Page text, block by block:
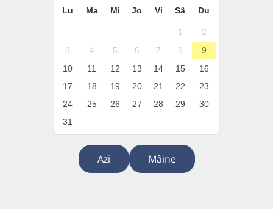
Lu Ma Mi Jo Vi Sâ Du
1
2
3
4 5 6 7 8
9
10
11 12 13 14 15
16
17
18 19 20 21 22
23
24
25 26 27 28 29
30
31
Azi Mâine